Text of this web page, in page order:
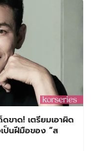
ขาด! เตรียมเอาผิด
ป็นฝีมือของ “ส